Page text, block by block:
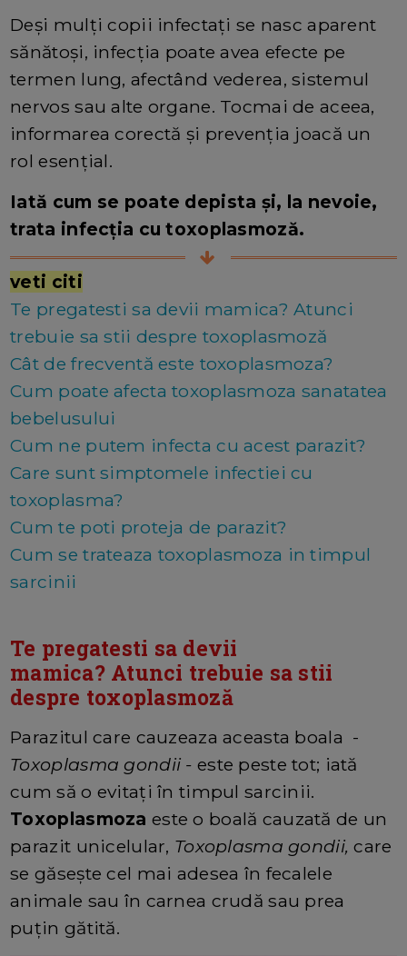
Deși mulți copii infectați se nasc aparent
sănătoși, infecția poate avea efecte pe
termen lung, afectând vederea, sistemul
nervos sau alte organe. Tocmai de aceea,
informarea corectă și prevenția joacă un
rol esențial.
Iată cum se poate depista și, la nevoie,
trata infecția cu toxoplasmoză.
veti citi
Te pregatesti sa devii mamica? Atunci
trebuie sa stii despre toxoplasmoză
Cât de frecventă este toxoplasmoza?
Cum poate afecta toxoplasmoza sanatatea
bebelusului
Cum ne putem infecta cu acest parazit?
Care sunt simptomele infectiei cu
toxoplasma?
Cum te poti proteja de parazit?
Cum se trateaza toxoplasmoza in timpul
sarcinii
Te pregatesti sa devii
mamica? Atunci trebuie sa stii
despre toxoplasmoză
Parazitul care cauzeaza aceasta boala -
Toxoplasma gondii - este peste tot; iată
cum să o evitați în timpul sarcinii.
Toxoplasmoza este o boală cauzată de un
parazit unicelular, Toxoplasma gondii, care
se găsește cel mai adesea în fecalele
animale sau în carnea crudă sau prea
puțin gătită.